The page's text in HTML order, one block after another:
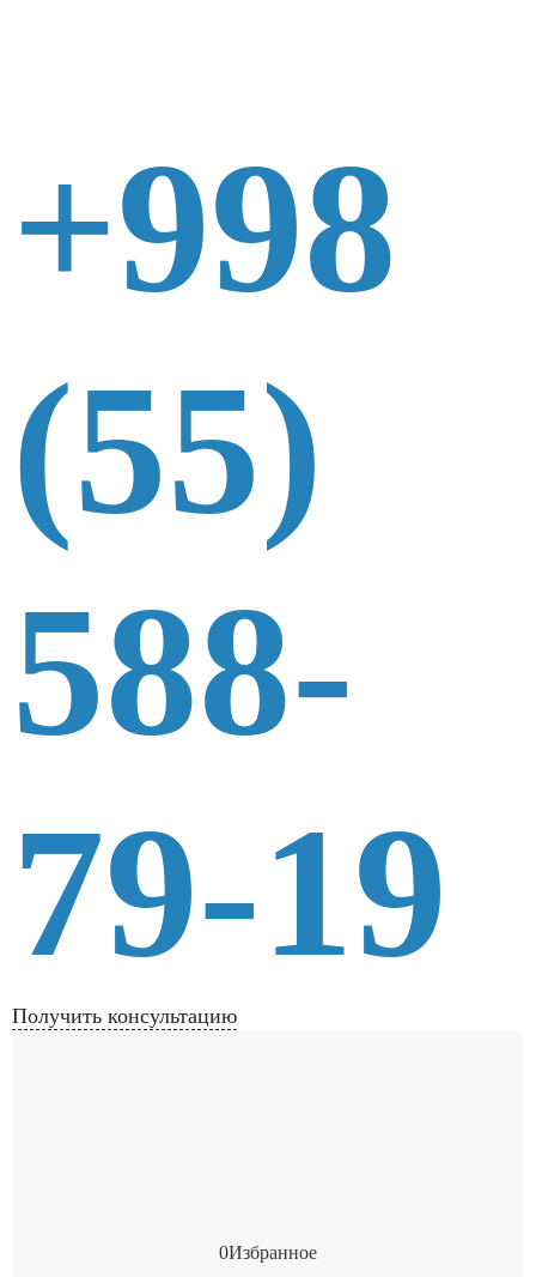
+998
(55)
588-
79-19
Получить консультацию
0Избранное